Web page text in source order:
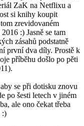
ZaK na Netflixu a
si knihy koupit
zrevidovaném
:) Jasně se tam
zásahů podstatně
první dva díly. Prostě k
příběhu došlo po pěti
se při dotisku znovu
po šesti letech v jiném
ale ono čekat třeba
:)